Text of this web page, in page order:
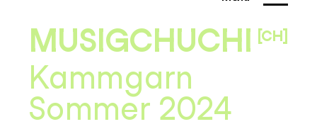
MUSIGCHUCHI [CH]
Kammgarn
Sommer 2024